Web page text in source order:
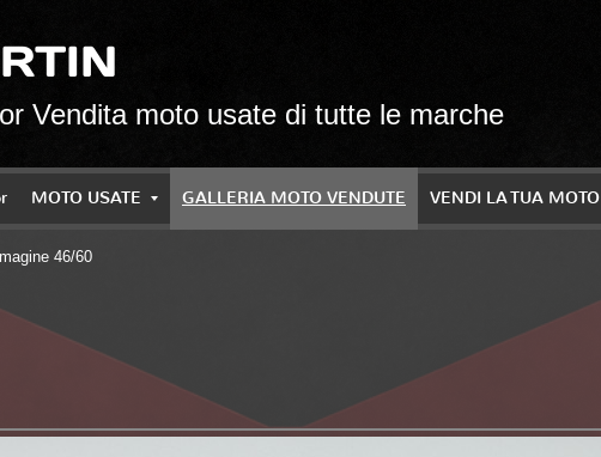
Vendita moto usate di tutte le marche
MOTO USATE GALLERIA MOTO VENDUTE VENDI LA TUA MOTO
46/60